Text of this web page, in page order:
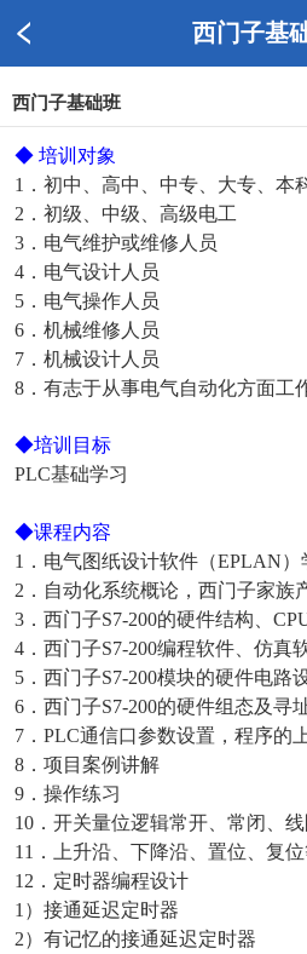
西门子基
西门子基础班
◆ 培训对象
1．初中、高中、中专、大专、本
2．初级、中级、高级电工
3．电气维护或维修人员
4．电气设计人员
5．电气操作人员
6．机械维修人员
7．机械设计人员
8．有志于从事电气自动化方面工
◆培训目标
PLC基础学习
◆课程内容
1 ． 电气图纸设计软件（EPLAN）
2 ． 自动化系统概论，西门子家族
3 ． 西门子S7-200的硬件结构、
4 ． 西门子S7-200编程软件、仿真
5 ． 西门子S7-200模块的硬件电路
6 ． 西门子S7-200的硬件组态及寻
7 ． PLC通信口参数设置，程序的
8 ． 项目案例讲解
9 ． 操作练习
10 ．开关量位逻辑常开、常闭、线
11 ．上升沿、下降沿、置位、复
12 ．定时器编程设计
1 ） 接通延迟定时器
2） 有记忆的接通延迟定时器